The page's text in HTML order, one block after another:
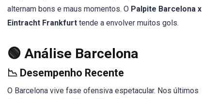
alternam bons e maus momentos. O Palpite Barcelona x
Eintracht Frankfurt tende a envolver muitos gols.
🟢 Análise Barcelona
📉 Desempenho Recente
O Barcelona vive fase ofensiva espetacular. Nos últimos